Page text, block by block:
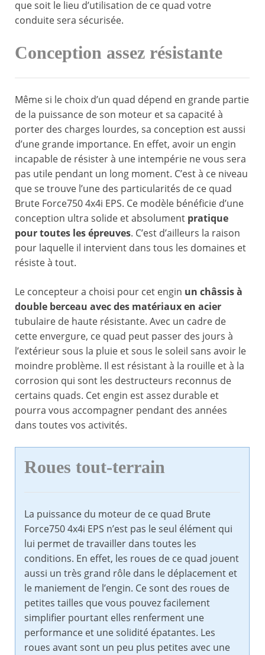
que soit le lieu d’utilisation de ce quad votre
conduite sera sécurisée.
Conception assez résistante
Même si le choix d’un quad dépend en grande partie
de la puissance de son moteur et sa capacité à
porter des charges lourdes, sa conception est aussi
d’une grande importance. En effet, avoir un engin
incapable de résister à une intempérie ne vous sera
pas utile pendant un long moment. C’est à ce niveau
que se trouve l’une des particularités de ce quad
Brute Force750 4x4i EPS. Ce modèle bénéficie d’une
conception ultra solide et absolument pratique
pour toutes les épreuves. C’est d’ailleurs la raison
pour laquelle il intervient dans tous les domaines et
résiste à tout.
Le concepteur a choisi pour cet engin un châssis à
double berceau avec des matériaux en acier
tubulaire de haute résistante. Avec un cadre de
cette envergure, ce quad peut passer des jours à
l’extérieur sous la pluie et sous le soleil sans avoir le
moindre problème. Il est résistant à la rouille et à la
corrosion qui sont les destructeurs reconnus de
certains quads. Cet engin est assez durable et
pourra vous accompagner pendant des années
dans toutes vos activités.
Roues tout-terrain
La puissance du moteur de ce quad Brute
Force750 4x4i EPS n’est pas le seul élément qui
lui permet de travailler dans toutes les
conditions. En effet, les roues de ce quad jouent
aussi un très grand rôle dans le déplacement et
le maniement de l’engin. Ce sont des roues de
petites tailles que vous pouvez facilement
simplifier pourtant elles renferment une
performance et une solidité épatantes. Les
roues avant sont un peu plus petites avec une